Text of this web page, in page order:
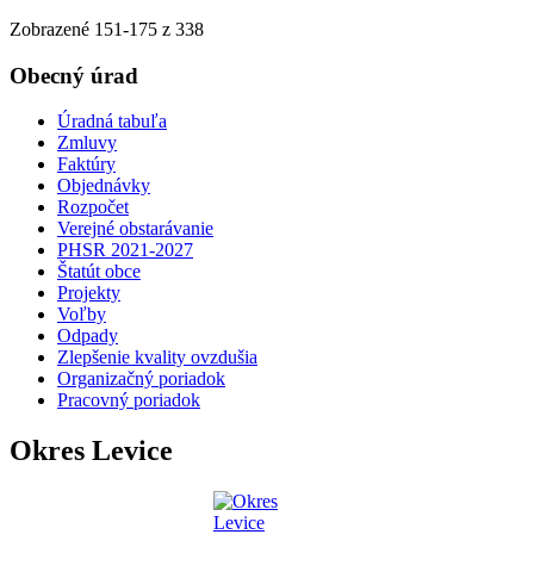
Zobrazené 151-175 z 338
Obecný úrad
Úradná tabuľa
Zmluvy
Faktúry
Objednávky
Rozpočet
Verejné obstarávanie
PHSR 2021-2027
Štatút obce
Projekty
Voľby
Odpady
Zlepšenie kvality ovzdušia
Organizačný poriadok
Pracovný poriadok
Okres Levice